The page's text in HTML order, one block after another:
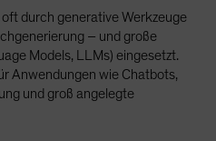
durch generative Werkzeuge
– und große
Models, LLMs) eingesetzt.
Anwendungen wie Chatbots,
und groß angelegte